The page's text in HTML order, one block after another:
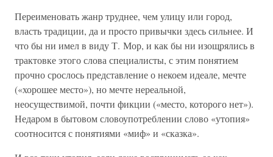
Переименовать жанр труднее, чем улицу или город,
власть традиции, да и просто привычки здесь сильнее. И
что бы ни имел в виду Т. Мор, и как бы ни изощрялись в
трактовке этого слова специалисты, с этим понятием
прочно срослось представление о некоем идеале, мечте
(«хорошее место»), но мечте нереальной,
неосуществимой, почти фикции («место, которого нет»).
Недаром в бытовом словоупотреблении слово «утопия»
соотносится с понятиями «миф» и «сказка».